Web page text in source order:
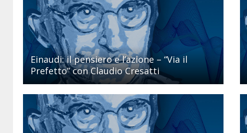
Einaudi: il pensiero e l’azione – “Via il
Prefetto” con Claudio Cresatti